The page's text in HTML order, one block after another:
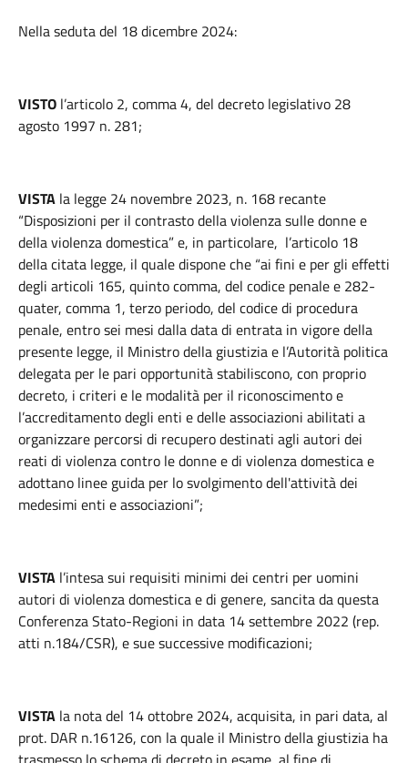
Nella seduta del 18 dicembre 2024:
VISTO l’articolo 2, comma 4, del decreto legislativo 28
agosto 1997 n. 281;
VISTA la legge 24 novembre 2023, n. 168 recante
“Disposizioni per il contrasto della violenza sulle donne e
della violenza domestica” e, in particolare, l’articolo 18
della citata legge, il quale dispone che “ai fini e per gli effetti
degli articoli 165, quinto comma, del codice penale e 282-
quater, comma 1, terzo periodo, del codice di procedura
penale, entro sei mesi dalla data di entrata in vigore della
presente legge, il Ministro della giustizia e l’Autorità politica
delegata per le pari opportunità stabiliscono, con proprio
decreto, i criteri e le modalità per il riconoscimento e
l’accreditamento degli enti e delle associazioni abilitati a
organizzare percorsi di recupero destinati agli autori dei
reati di violenza contro le donne e di violenza domestica e
adottano linee guida per lo svolgimento dell'attività dei
medesimi enti e associazioni”;
VISTA l’intesa sui requisiti minimi dei centri per uomini
autori di violenza domestica e di genere, sancita da questa
Conferenza Stato-Regioni in data 14 settembre 2022 (rep.
atti n.184/CSR), e sue successive modificazioni;
VISTA la nota del 14 ottobre 2024, acquisita, in pari data, al
prot. DAR n.16126, con la quale il Ministro della giustizia ha